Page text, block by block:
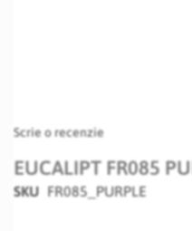
Scrie o recenzie
EUCALIPT FR085
SKU FR085_PURPLE